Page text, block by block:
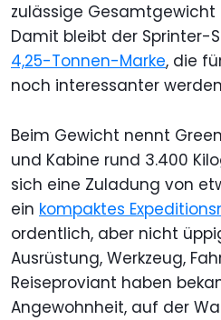
zulässige Gesamtgewicht
Damit bleibt der Sprinter-
4,25-Tonnen-Marke, die
noch interessanter
Beim Gewicht nennt
und Kabine rund 3.400
sich eine Zuladung von
ein kompaktes
ordentlich, aber nicht
Ausrüstung, Werkzeug,
Reiseproviant haben
Angewohnheit, auf der